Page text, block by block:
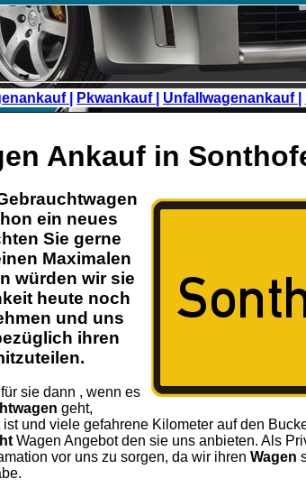
| Pkwankauf | Unfallwagenankauf |
Ankauf in
ein neues
Sie gerne
Maximalen
würden wir sie
heute noch
und uns
ihren
sie dann , wenn es
geht,
und viele gefahrene Kilometer auf den
Wagen Angebot den sie uns anbieten. Als
vor uns zu sorgen, da wir ihren Wagen